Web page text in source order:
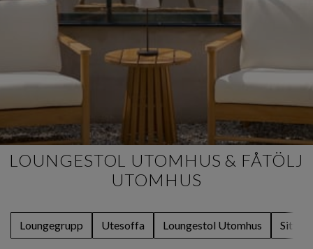
LOUNGESTOL UTOMHUS & FÅTÖLJ
UTOMHUS
Loungegrupp Utesoffa Loungestol Utomhus